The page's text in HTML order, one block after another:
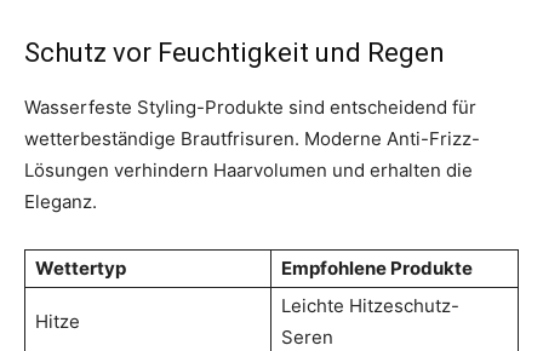
Schutz vor Feuchtigkeit und Regen
Wasserfeste Styling-Produkte sind entscheidend für
wetterbeständige Brautfrisuren. Moderne Anti-Frizz-
Lösungen verhindern Haarvolumen und erhalten die
Eleganz.
Wettertyp Empfohlene Produkte
Hitze
Leichte Hitzeschutz-
Seren